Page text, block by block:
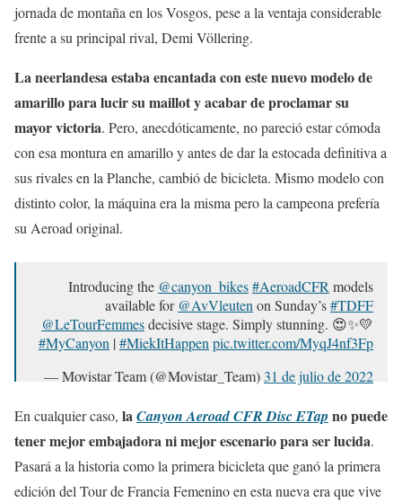
jornada de montaña en los Vosgos, pese a la ventaja considerable
frente a su principal rival, Demi Völlering.
La neerlandesa estaba encantada con este nuevo modelo de
amarillo para lucir su maillot y acabar de proclamar su
mayor victoria. Pero, anecdóticamente, no pareció estar cómoda
con esa montura en amarillo y antes de dar la estocada definitiva a
sus rivales en la Planche, cambió de bicicleta. Mismo modelo con
distinto color, la máquina era la misma pero la campeona prefería
su Aeroad original.
Introducing the @canyon_bikes#AeroadCFRmodels
available for @AvVleutenon Sunday’s#TDFF
@LeTourFemmesdecisive stage. Simply stunning. 😍✨💛
#MyCanyon | #MiekItHappenpic.twitter.com/MyqJ4nf3Fp
— Movistar Team (@Movistar_Team) 31 de julio de 2022
En cualquier caso, laCanyon Aeroad CFR Disc ETap no puede
tener mejor embajadora ni mejor escenario para ser lucida.
Pasará a la historia como la primera bicicleta que ganó la primera
edición del Tour de Francia Femenino en esta nueva era que vive